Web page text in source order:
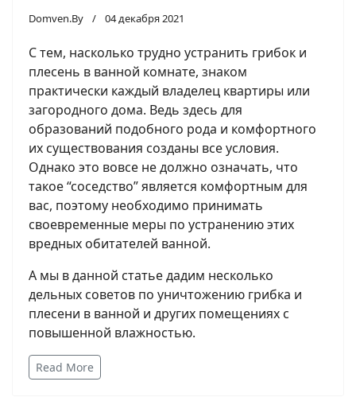
Domven.By 04 декабря 2021
С тем, насколько трудно устранить грибок и
плесень в ванной комнате, знаком
практически каждый владелец квартиры или
загородного дома. Ведь здесь для
образований подобного рода и комфортного
их существования созданы все условия.
Однако это вовсе не должно означать, что
такое “соседство” является комфортным для
вас, поэтому необходимо принимать
своевременные меры по устранению этих
вредных обитателей ванной.
А мы в данной статье дадим несколько
дельных советов по уничтожению грибка и
плесени в ванной и других помещениях с
повышенной влажностью.
Read More